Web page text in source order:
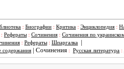
: Биографии : Критика : Энциклопедия :
: Рефераты : Сочинения : Сочинения по
: Рефераты : Шпаргалка
|
содержания | Сочинения : Русская литература :